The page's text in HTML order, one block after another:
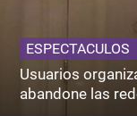
ESPECTACULOS
Usuarios
abandone las